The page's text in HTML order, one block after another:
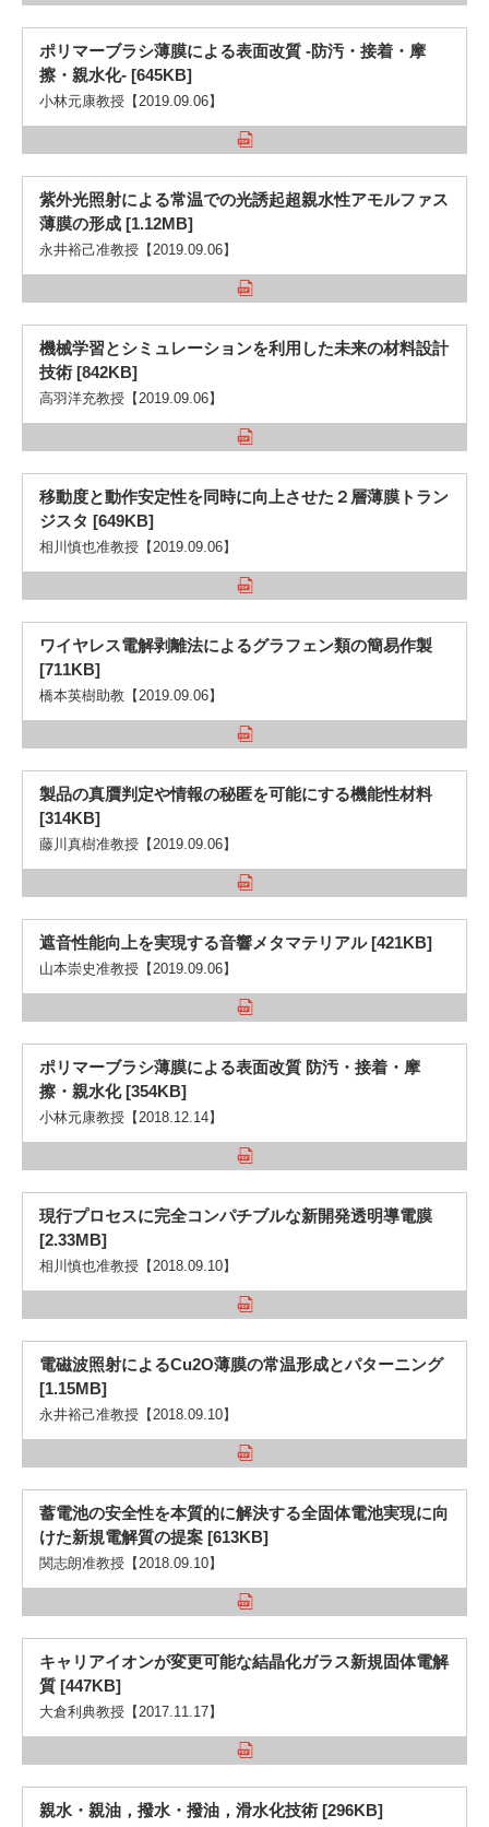
ポリマーブラシ薄膜による表面改質 -防汚・接着・摩
擦・親水化- [645KB]
小林元康教授【2019.09.06】
紫外光照射による常温での光誘起超親水性アモルファス
薄膜の形成 [1.12MB]
永井裕己准教授【2019.09.06】
機械学習とシミュレーションを利用した未来の材料設計
技術 [842KB]
高羽洋充教授【2019.09.06】
移動度と動作安定性を同時に向上させた２層薄膜トラン
ジスタ [649KB]
相川慎也准教授【2019.09.06】
ワイヤレス電解剥離法によるグラフェン類の簡易作製
[711KB]
橋本英樹助教【2019.09.06】
製品の真贋判定や情報の秘匿を可能にする機能性材料
[314KB]
藤川真樹准教授【2019.09.06】
遮音性能向上を実現する音響メタマテリアル [421KB]
山本崇史准教授【2019.09.06】
ポリマーブラシ薄膜による表面改質 防汚・接着・摩
擦・親水化 [354KB]
小林元康教授【2018.12.14】
現行プロセスに完全コンパチブルな新開発透明導電膜
[2.33MB]
相川慎也准教授【2018.09.10】
電磁波照射によるCu2O薄膜の常温形成とパターニング
[1.15MB]
永井裕己准教授【2018.09.10】
蓄電池の安全性を本質的に解決する全固体電池実現に向
けた新規電解質の提案 [613KB]
関志朗准教授【2018.09.10】
キャリアイオンが変更可能な結晶化ガラス新規固体電解
質 [447KB]
大倉利典教授【2017.11.17】
親水・親油，撥水・撥油，滑水化技術 [296KB]